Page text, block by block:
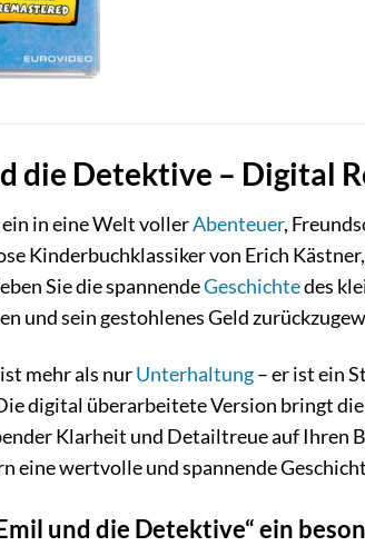
die Detektive – Digital
ein in eine Welt vollerAbenteuer,
Kinderbuchklassiker von Erich
Sie die spannendeGeschichtedes
und sein gestohlenes Geld
ist mehr als nurUnterhaltung– er ist ein
digital überarbeitete Version bringt die
Klarheit und Detailtreue auf Ihren
eine wertvolle und spannende
und die Detektive“ ein